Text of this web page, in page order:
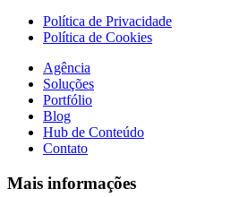
Política de Privacidade
Política de Cookies
Agência
Soluções
Portfólio
Blog
Hub de Conteúdo
Contato
Mais informações